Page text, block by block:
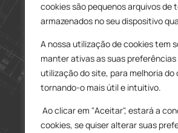
cookies são pequenos arquivos de
armazenados no seu dispositivo
A nossa utilização de cookies tem
manter ativas as suas
utilização do site, para melhoria do
tornando-o mais útil e intuitivo.
Ao clicar em "Aceitar", estará a
cookies, se quiser alterar suas
2820-287 • Charneca
Loja – Tires
214 453 329
919 865 192
919 865 292
Av. Amália Rodrigues, 190